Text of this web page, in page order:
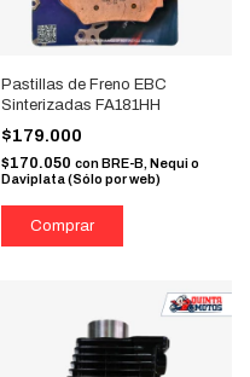
Pastillas de Freno EBC
Sinterizadas FA181HH
$179.000
$170.050 con BRE-B, Nequi o
Daviplata (Sólo por web)